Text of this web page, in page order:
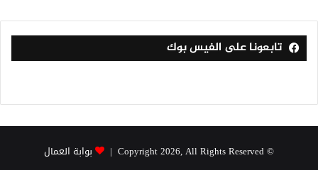
تابعونا على الفيس بوك
© Copyright 2026, All Rights Reserved | بوابة العمال